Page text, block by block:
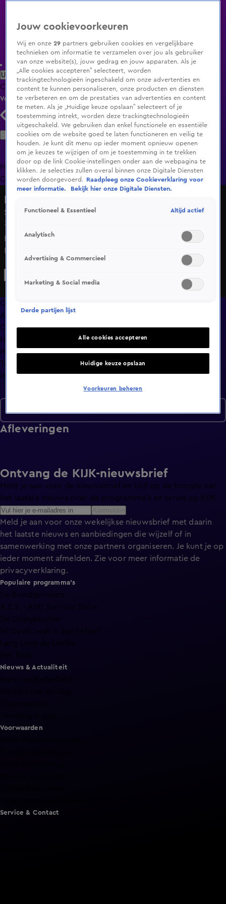
Uitzending Gemist Populaire programma's Zenders Genres
ClipsFilmsRadioSmart TV inlogShop
Volg KIJK
Zoeken
HomeUitzending Gemist Programma's De Bondgenoten
OranjezomerLivestreamsShop
Seizoen 2, aflevering 80
7 feb 2025, 19:31
Er wordt druk gespeculeerd over een geheime opdracht.
Overzicht
Afleveringen
Clips
Hoe is het nu met?
Macdate met Nick Eshuis
Terugblik
Info
Afleveringen
Ontvang de KIJK-nieuwsbrief
Meld je aan voor de nieuwsbrief en blijf op de hoogte van
het laatste nieuws over de programma’s en series op KIJK.
Meld je aan voor onze wekelijkse nieuwsbrief met daarin
het laatste nieuws en aanbiedingen die wijzelf of in
samenwerking met onze partners organiseren. Je kunt je op
ieder moment afmelden. Zie voor meer informatie de
privacyverklaring.
Populaire programma's
De Bondgenoten
A.S.S. - Anti Survival Show
De Oranjezomer
Mi Dushi: wat is dan liefde?
Nieuws & Actualiteit
Voorwaarden
Service & Contact
Jouw cookievoorkeuren
Wij en onze29 partners gebruiken cookies en vergelijkbare
technieken om informatie te verzamelen over jou als gebruiker
van onze website(s), jouw gedrag en jouw apparaten. Als je
„Alle cookies accepteren” selecteert, worden
trackingtechnologieën ingeschakeld om onze advertenties en
content te kunnen personaliseren, onze producten en diensten
te verbeteren en om de prestaties van advertenties en content
te meten. Als je „Huidige keuze opslaan” selecteert of je
toestemming intrekt, worden deze trackingtechnologieën
uitgeschakeld. We gebruiken dan enkel functionele en essentiële
cookies om de website goed te laten functioneren en veilig te
houden. Je kunt dit menu op ieder moment opnieuw openen
om je keuzes te wijzigen of om je toestemming in te trekken
door op de link Cookie-instellingen onder aan de webpagina te
klikken. Je selecties zullen overal binnen onze Digitale Diensten
worden doorgevoerd.
Raadpleeg onze Cookieverklaring voor
meer informatie.
Bekijk hier onze Digitale Diensten.
Functioneel & Essentieel Altijd actief
Analytisch
Advertising & Commercieel
Marketing & Social media
Derde partijen lijst
Alle cookies accepteren
Huidige keuze opslaan
Voorkeuren beheren